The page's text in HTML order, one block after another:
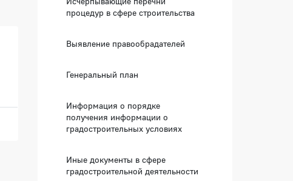
процедур в сфере строительства
Выявление правообрадателей
Генеральный план
Информация о порядке
получения информации о
градостроительных условиях
Иные документы в сфере
градостроительной деятельности